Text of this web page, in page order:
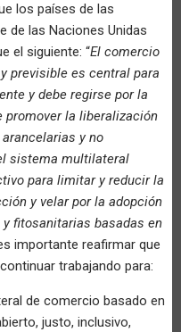
los países de las
de las Naciones Unidas
el siguiente: “El comercio
previsible es central para
y debe regirse por la
la liberalización
y no
sistema multilateral
para limitar y reducir la
y velar por la adopción
fitosanitarias basadas en
importante reafirmar que
trabajando para:
de comercio basado en
justo, inclusivo,